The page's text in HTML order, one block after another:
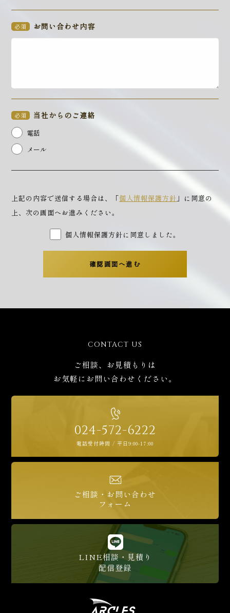
お問い合わせ内容
必須
当社からのご連絡
必須
電話
メール
上記の内容で送信する場合は、「個人情報保護方針 」に同意の
上、次の画面へお進みください。
個人情報保護方針に同意しました。
CONTACT US
ご相談、お見積もりは
お気軽にお問い合わせください。
024-572-6222
電話受付時間 / 平日9:00-17:00
ご相談・お問い合わせ
フォーム
LINE相談・見積り
配信登録